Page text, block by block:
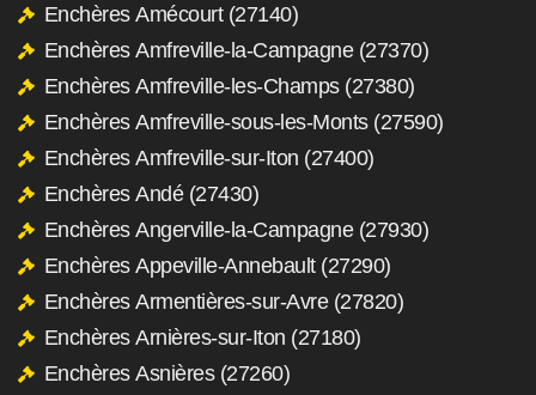
Enchères Amécourt (27140)
Enchères Amfreville-la-Campagne (27370)
Enchères Amfreville-les-Champs (27380)
Enchères Amfreville-sous-les-Monts (27590)
Enchères Amfreville-sur-Iton (27400)
Enchères Andé (27430)
Enchères Angerville-la-Campagne (27930)
Enchères Appeville-Annebault (27290)
Enchères Armentières-sur-Avre (27820)
Enchères Arnières-sur-Iton (27180)
Enchères Asnières (27260)